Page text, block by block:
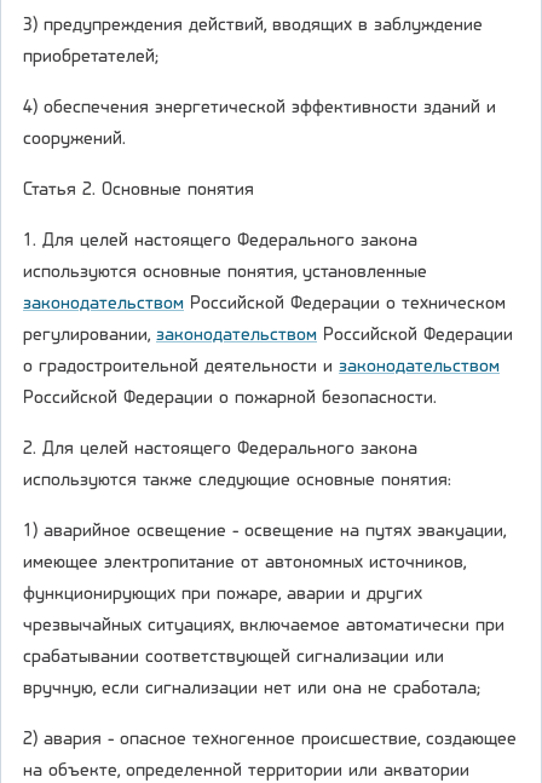
3) предупреждения действий, вводящих в заблуждение
приобретателей;
4) обеспечения энергетической эффективности зданий и
сооружений.
Статья 2. Основные понятия
1. Для целей настоящего Федерального закона
используются основные понятия, установленные
законодательством Российской Федерации о техническом
регулировании, законодательством Российской Федерации
о градостроительной деятельности и законодательством
Российской Федерации о пожарной безопасности.
2. Для целей настоящего Федерального закона
используются также следующие основные понятия:
1) аварийное освещение - освещение на путях эвакуации,
имеющее электропитание от автономных источников,
функционирующих при пожаре, аварии и других
чрезвычайных ситуациях, включаемое автоматически при
срабатывании соответствующей сигнализации или
вручную, если сигнализации нет или она не сработала;
2) авария - опасное техногенное происшествие, создающее
на объекте, определенной территории или акватории